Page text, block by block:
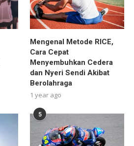
Mengenal Metode RICE,
Cara Cepat
Menyembuhkan Cedera
dan Nyeri Sendi Akibat
Berolahraga
1 year ago
5